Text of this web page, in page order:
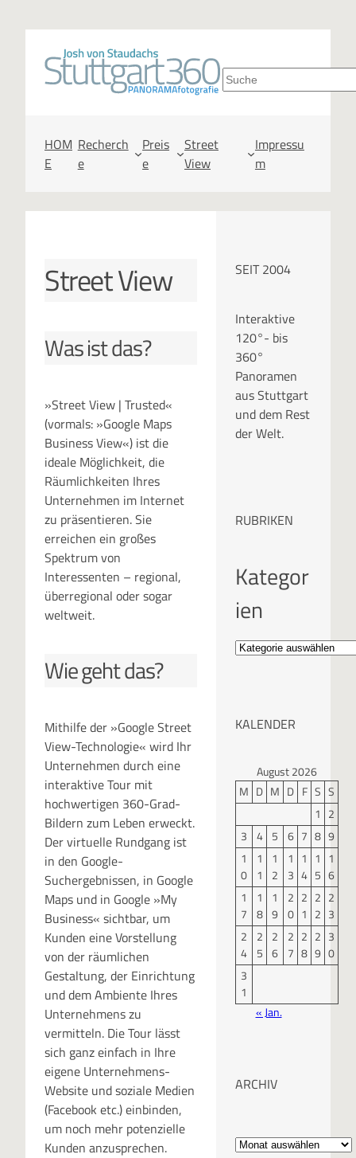
S
HOM
E
Recherch
e
Preis
e
Street
View
Impressu
m
Street View
Was ist das?
»Street View | Trusted«
(vormals: »Google Maps
Business View«) ist die
ideale Möglichkeit, die
Räumlichkeiten Ihres
Unternehmen im Internet
zu präsentieren. Sie
erreichen ein großes
Spektrum von
Interessenten – regional,
überregional oder sogar
weltweit.
Wie geht das?
Mithilfe der »Google Street
View-Technologie« wird Ihr
Unternehmen durch eine
interaktive Tour mit
hochwertigen 360-Grad-
Bildern zum Leben erweckt.
Der virtuelle Rundgang ist
in den Google-
Suchergebnissen, in Google
Maps und in Google »My
Business« sichtbar, um
Kunden eine Vorstellung
von der räumlichen
Gestaltung, der Einrichtung
und dem Ambiente Ihres
Unternehmens zu
vermitteln. Die Tour lässt
sich ganz einfach in Ihre
eigene Unternehmens-
Website und soziale Medien
(Facebook etc.) einbinden,
um noch mehr potenzielle
Kunden anzusprechen.
SEIT 2004
Interaktive
120°- bis
360°
Panoramen
aus Stuttgart
und dem Rest
der Welt.
RUBRIKEN
Kategor
ien
KALENDER
August 2026
M D M D F S S
1 2
3 4 5 6 7 8 9
1
0
1
1
1
2
1
3
1
4
1
5
1
6
1
7
1
8
1
9
2
0
2
1
2
2
2
3
2
4
2
5
2
6
2
7
2
8
2
9
3
0
3
1
« Jan.
ARCHIV
A